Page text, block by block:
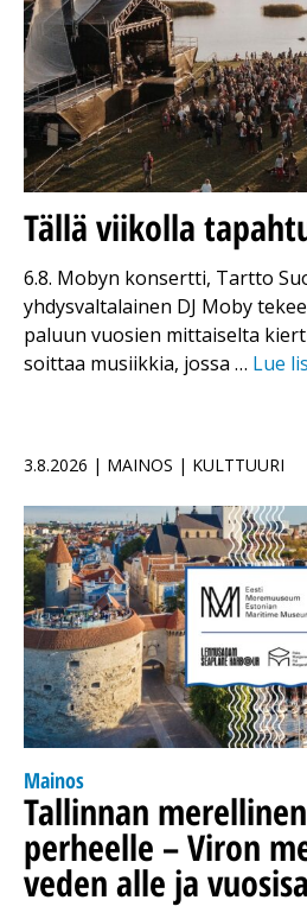
Tällä viikolla
6.8. Mobyn konsertti, Tartto
yhdysvaltalainen DJ Moby
paluun vuosien mittaiselta
soittaa musiikkia, jossa … Lue
3.8.2026 | MAINOS | KULTTUURI
Mainos
Tallinnan
perheelle – Viron
veden alle ja